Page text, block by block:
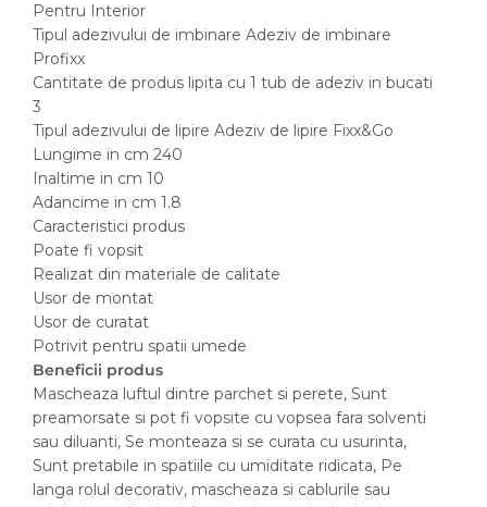
Pentru Interior
Tipul adezivului de imbinare Adeziv de imbinare
Profixx
Cantitate de produs lipita cu 1 tub de adeziv in bucati
3
Tipul adezivului de lipire Adeziv de lipire Fixx&Go
Lungime in cm 240
Inaltime in cm 10
Adancime in cm 1.8
Caracteristici produs
Poate fi vopsit
Realizat din materiale de calitate
Usor de montat
Usor de curatat
Potrivit pentru spatii umede
Beneficii produs
Mascheaza luftul dintre parchet si perete, Sunt
preamorsate si pot fi vopsite cu vopsea fara solventi
sau diluanti, Se monteaza si se curata cu usurinta,
Sunt pretabile in spatiile cu umiditate ridicata, Pe
langa rolul decorativ, mascheaza si cablurile sau